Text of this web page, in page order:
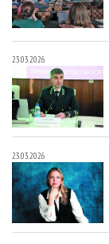
23.03.2026
23.03.2026